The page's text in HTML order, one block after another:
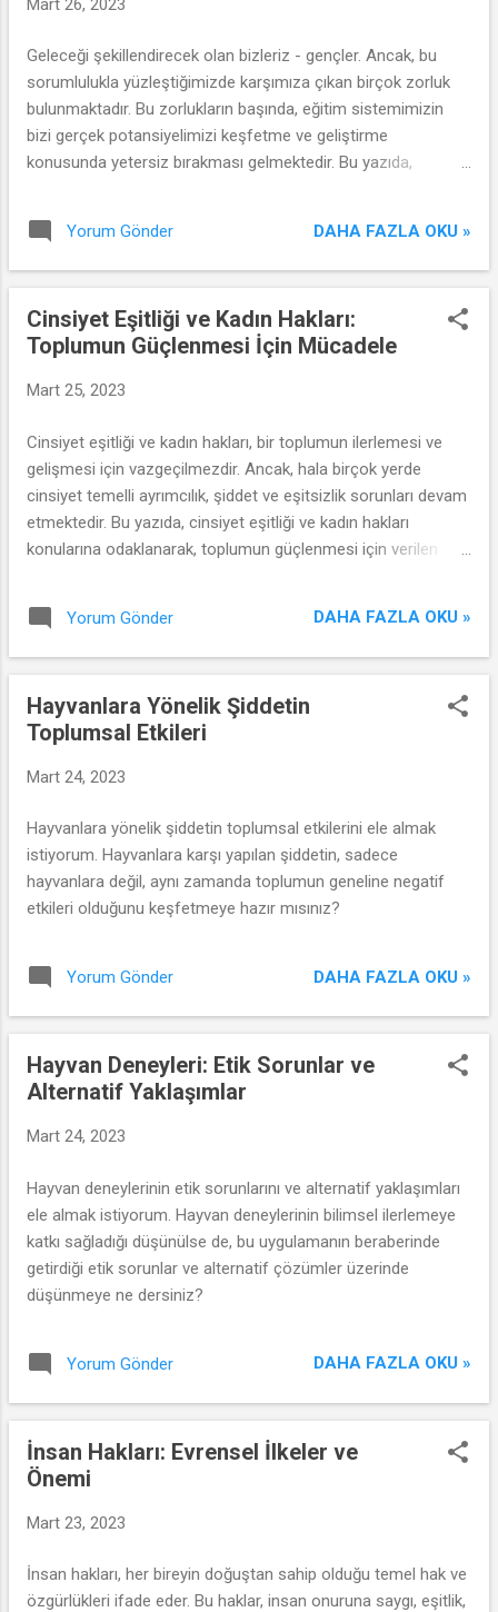
Geleceği şekillendirecek olan bizleriz - gençler. Ancak, bu
sorumlulukla yüzleştiğimizde karşımıza çıkan birçok zorluk
bulunmaktadır. Bu zorlukların başında, eğitim sistemimizin
bizi gerçek potansiyelimizi keşfetme ve geliştirme
konusunda yetersiz bırakması gelmektedir. Bu yazıda,
odaklanacağız.
Yorum Gönder DAHA FAZLA OKU »
Cinsiyet Eşitliği ve Kadın Hakları:
Toplumun Güçlenmesi İçin Mücadele
Mart 25, 2023
Cinsiyet eşitliği ve kadın hakları, bir toplumun ilerlemesi ve
gelişmesi için vazgeçilmezdir. Ancak, hala birçok yerde
cinsiyet temelli ayrımcılık, şiddet ve eşitsizlik sorunları devam
etmektedir. Bu yazıda, cinsiyet eşitliği ve kadın hakları
konularına odaklanarak, toplumun güçlenmesi için verilen
Yorum Gönder DAHA FAZLA OKU »
Hayvanlara Yönelik Şiddetin
Toplumsal Etkileri
Mart 24, 2023
Hayvanlara yönelik şiddetin toplumsal etkilerini ele almak
istiyorum. Hayvanlara karşı yapılan şiddetin, sadece
hayvanlara değil, aynı zamanda toplumun geneline negatif
etkileri olduğunu keşfetmeye hazır mısınız?
Yorum Gönder DAHA FAZLA OKU »
Hayvan Deneyleri: Etik Sorunlar ve
Alternatif Yaklaşımlar
Mart 24, 2023
Hayvan deneylerinin etik sorunlarını ve alternatif yaklaşımları
ele almak istiyorum. Hayvan deneylerinin bilimsel ilerlemeye
katkı sağladığı düşünülse de, bu uygulamanın beraberinde
getirdiği etik sorunlar ve alternatif çözümler üzerinde
düşünmeye ne dersiniz?
Yorum Gönder DAHA FAZLA OKU »
İnsan Hakları: Evrensel İlkeler ve
Önemi
Mart 23, 2023
İnsan hakları, her bireyin doğuştan sahip olduğu temel hak ve
özgürlükleri ifade eder. Bu haklar, insan onuruna saygı, eşitlik,